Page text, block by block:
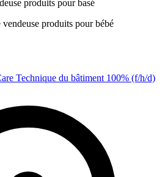
produits pour basé
vendeuse produits pour bébé
Technique du bâtiment 100% (f/h/d)